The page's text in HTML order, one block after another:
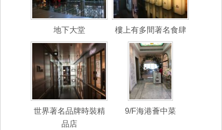
地下大堂 樓上有多間著名食肆
世界著名品牌時裝精
品店
9/F海港薈中菜